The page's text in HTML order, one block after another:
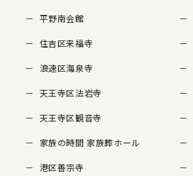
平野南会館
住吉区来福寺
浪速区海泉寺
天王寺区法岩寺
天王寺区観音寺
家族の時間 家族葬ホール
港区善宗寺